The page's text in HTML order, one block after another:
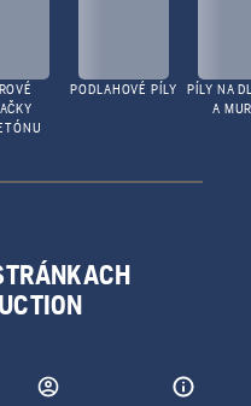
PODLAHOVÉ PÍLY
PÍLY NA
A